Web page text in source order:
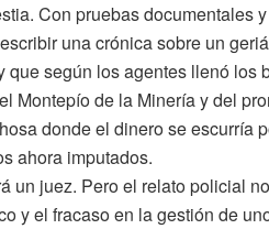
Con pruebas documentales
una crónica sobre un
que según los agentes llenó los
Montepío de la Minería y del
donde el dinero se escurría
ahora imputados.
un juez. Pero el relato policial
y el fracaso en la gestión de